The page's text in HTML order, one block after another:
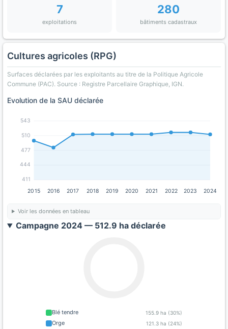
7
exploitations
280
bâtiments cadastraux
Cultures agricoles (RPG)
Surfaces déclarées par les exploitants au titre de la Politique Agricole
Commune (PAC). Source : Registre Parcellaire Graphique, IGN.
Evolution de la SAU déclarée
411
444
477
510
543
2015 2016 2017 2018 2019 2020 2021 2022 2023 2024
Voir les données en tableau
Campagne 2024 — 512.9 ha déclarée
Blé tendre 155.9 ha (30%)
Orge 121.3 ha (24%)